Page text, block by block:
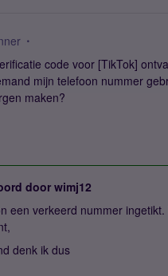
code voor [TikTok]
mijn telefoon nummer
maken?
doorwimj12
een verkeerd nummer
denk ik dus